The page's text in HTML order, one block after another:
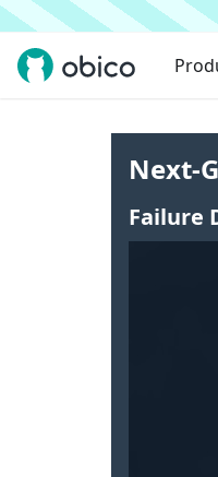
Next-
Failure